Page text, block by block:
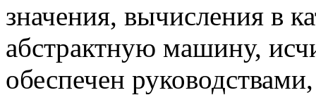
значения, вычисления в
абстрактную машину,
обеспечен